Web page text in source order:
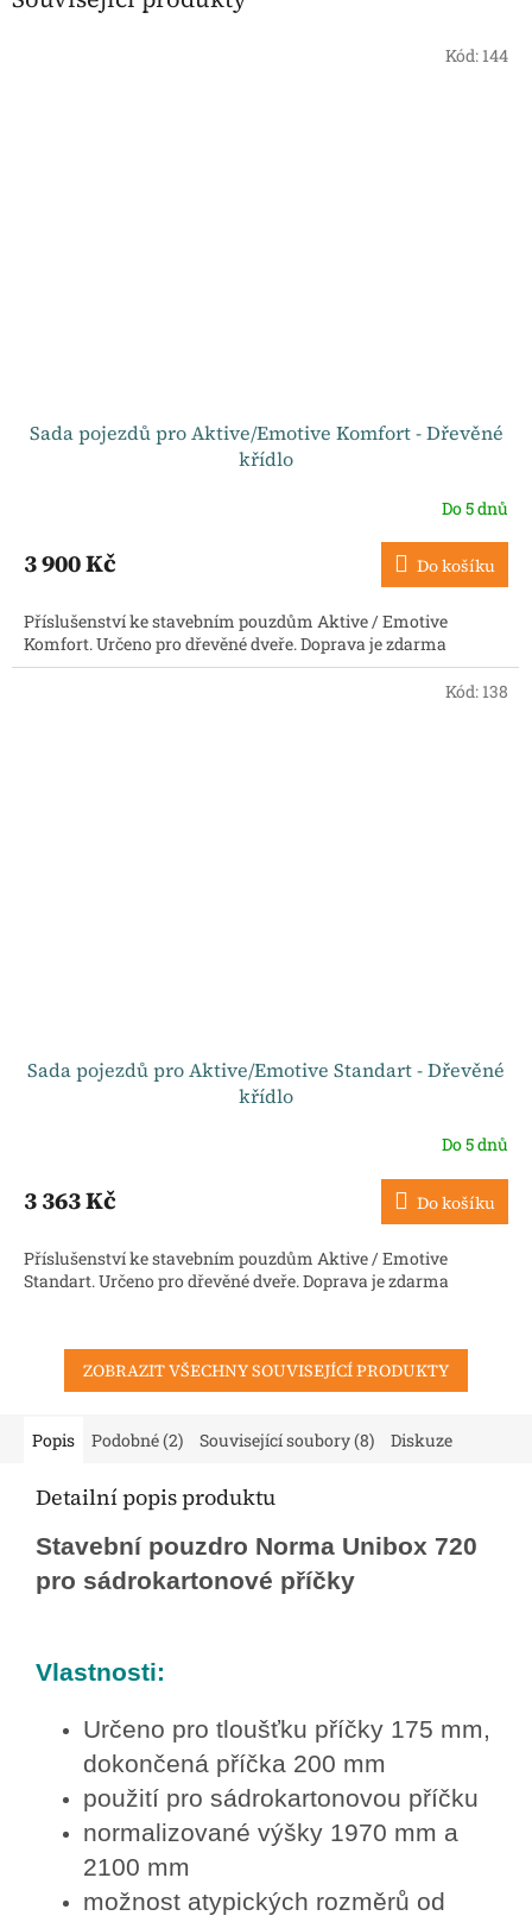
Sada pojezdů pro Aktive/Emotive Komfort - Dřevěné
křídlo
Do 5 dnů
3 900 Kč Do košíku
Příslušenství ke stavebním pouzdům Aktive / Emotive
Komfort. Určeno pro dřevěné dveře. Doprava je zdarma
Kód: 144
Sada pojezdů pro Aktive/Emotive Standart - Dřevěné
křídlo
Do 5 dnů
3 363 Kč Do košíku
Příslušenství ke stavebním pouzdům Aktive / Emotive
Standart. Určeno pro dřevěné dveře. Doprava je zdarma
Kód: 138
ZOBRAZIT VŠECHNY SOUVISEJÍCÍ PRODUKTY
Popis Podobné (2) Související soubory (8) Diskuze
Detailní popis produktu
Stavební pouzdro Norma Unibox 720
pro sádrokartonové příčky
Vlastnosti:
Určeno pro tloušťku příčky 175 mm,
dokončená příčka 200 mm
použití pro sádrokartonovou příčku
normalizované výšky 1970 mm a
2100 mm
možnost atypických rozměrů od